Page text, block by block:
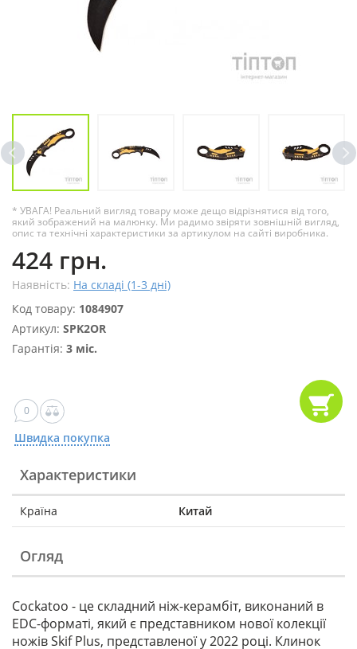
* УВАГА! Реальний вигляд товару може дещо відрізнятися від того,
який зображений на малюнку. Ми радимо звіряти зовнішній вигляд,
опис та технічні характеристики за артикулом на сайті виробника.
424 грн.
Наявність: На складі (1-3 дні)
Код товару: 1084907
Артикул: SPK2OR
Гарантія: 3 міс.
0
Швидка покупка
Характеристики
Країна Китай
Огляд
Cockatoo - це складний ніж-керамбіт, виконаний в
EDC-форматі, який є представником нової колекції
ножів Skif Plus, представленої у 2022 році. Клинок